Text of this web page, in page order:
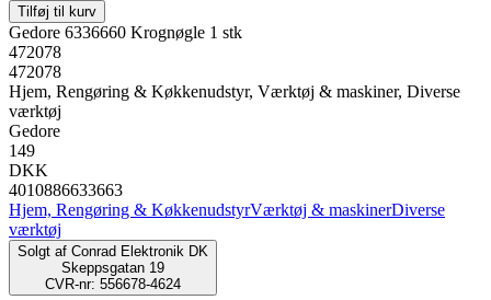
Tilføj til kurv
Gedore 6336660 Krognøgle 1 stk
472078
472078
Hjem, Rengøring & Køkkenudstyr, Værktøj & maskiner, Diverse
værktøj
Gedore
149
DKK
4010886633663
Hjem, Rengøring & KøkkenudstyrVærktøj & maskinerDiverse
værktøj
Solgt af Conrad Elektronik DK
Skeppsgatan 19
CVR-nr: 556678-4624